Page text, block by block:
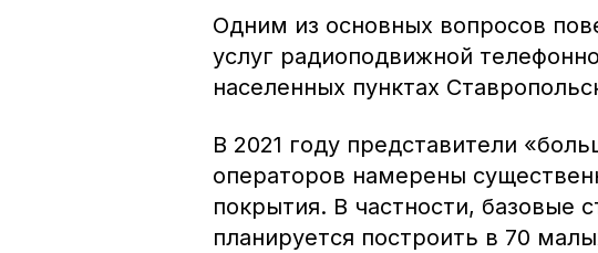
Одним из основных вопросов
услуг радиоподвижной
населенных пунктах
В 2021 году представители
операторов намерены
покрытия. В частности, базовые
планируется построить в 70